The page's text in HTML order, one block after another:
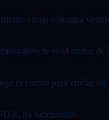
como columna
es el motor
el correo para enviar un
lo ha sancionado.